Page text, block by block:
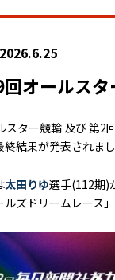
2026.6.25
回オールス
スター競輪 及び 第2
結果が発表されま
太田りゆ選手(112期)
ズドリームレース」